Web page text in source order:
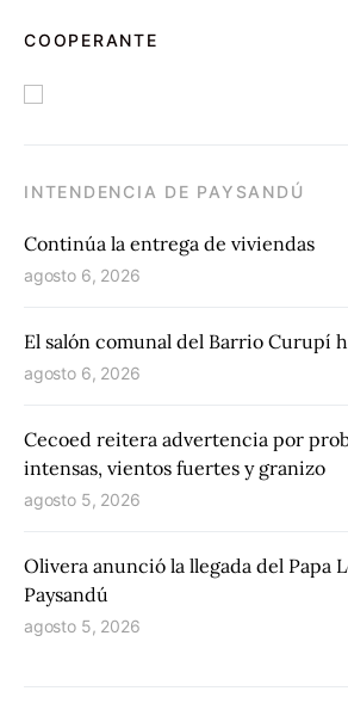
COOPERANTE
INTENDENCIA DE PAYSANDÚ
Continúa la entrega de viviendas
agosto 6, 2026
El salón comunal del Barrio Curupí
agosto 6, 2026
Cecoed reitera advertencia por
intensas, vientos fuertes y granizo
agosto 5, 2026
Olivera anunció la llegada del Papa
Paysandú
agosto 5, 2026